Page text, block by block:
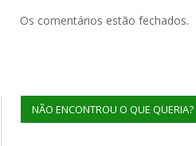
Os comentários estão fechados.
NÃO ENCONTROU O QUE QUERIA?